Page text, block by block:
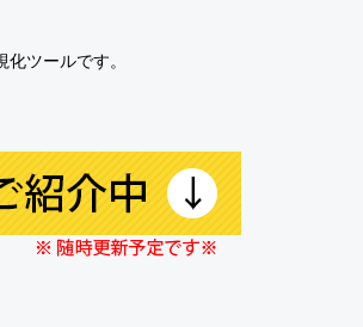
ツールです。